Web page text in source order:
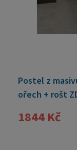
Postel z
ořech + rošt
1844 Kč